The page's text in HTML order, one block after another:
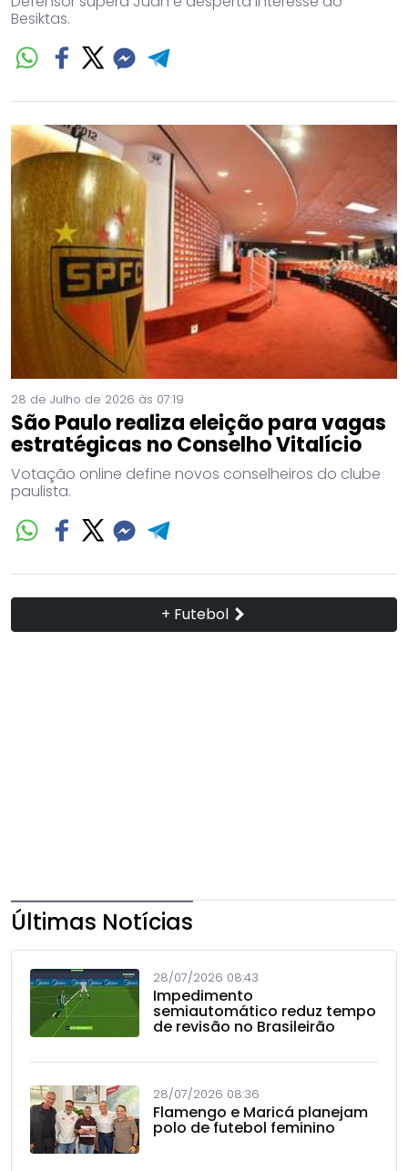
Besiktas.
28 de Julho de 2026 às 07:19
São Paulo realiza eleição para vagas
estratégicas no Conselho Vitalício
Votação online define novos conselheiros do clube
paulista.
+ Futebol
Últimas Notícias
28/07/2026 08:43
Impedimento
semiautomático reduz tempo
de revisão no Brasileirão
28/07/2026 08:36
Flamengo e Maricá planejam
polo de futebol feminino